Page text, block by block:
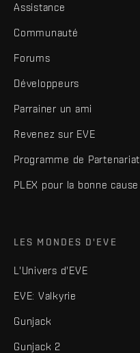
Assistance
Communauté
Forums
Développeurs
Parrainer un ami
Revenez sur EVE
Programme de Partenariat
PLEX pour la bonne cause
LES MONDES D'EVE
L'Univers d'EVE
EVE: Valkyrie
Gunjack
Gunjack 2